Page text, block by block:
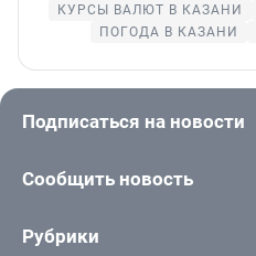
КУРСЫ ВАЛЮТ В КАЗАНИ
ПОГОДА В КАЗАНИ
Подписаться на новости
Сообщить новость
Рубрики